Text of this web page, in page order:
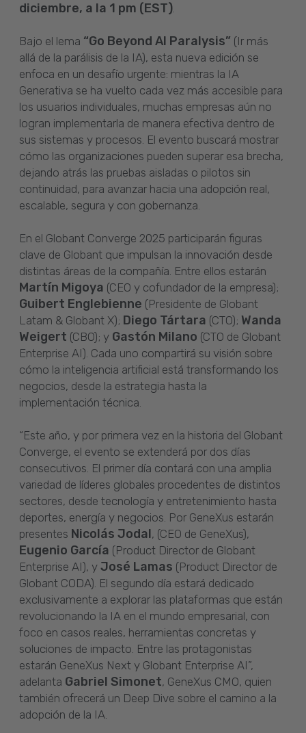
diciembre, a la 1 pm (EST)
Bajo el lema “Go Beyond AI Paralysis” (Ir más
allá de la parálisis de la IA), esta nueva edición se
enfoca en un desafío urgente: mientras la IA
Generativa se ha vuelto cada vez más accesible para
los usuarios individuales, muchas empresas aún no
logran implementarla de manera efectiva dentro de
sus sistemas y procesos. El evento buscará mostrar
cómo las organizaciones pueden superar esa brecha,
dejando atrás las pruebas aisladas o pilotos sin
continuidad, para avanzar hacia una adopción real,
escalable, segura y con gobernanza.
En el Globant Converge 2025 participarán figuras
clave de Globant que impulsan la innovación desde
distintas áreas de la compañía. Entre ellos estarán
Martín Migoya (CEO y cofundador de la empresa);
Guibert Englebienne (Presidente de Globant
Latam & Globant X); Diego Tártara (CTO); Wanda
Weigert (CBO); y Gastón Milano (CTO de Globant
Enterprise AI). Cada uno compartirá su visión sobre
cómo la inteligencia artificial está transformando los
negocios, desde la estrategia hasta la
implementación técnica.
“Este año, y por primera vez en la historia del Globant
Converge, el evento se extenderá por dos días
consecutivos. El primer día contará con una amplia
variedad de líderes globales procedentes de distintos
sectores, desde tecnología y entretenimiento hasta
deportes, energía y negocios. Por GeneXus estarán
presentes Nicolás Jodal, (CEO de GeneXus),
Eugenio García (Product Director de Globant
Enterprise AI), y José Lamas (Product Director de
Globant CODA). El segundo día estará dedicado
exclusivamente a explorar las plataformas que están
revolucionando la IA en el mundo empresarial, con
foco en casos reales, herramientas concretas y
soluciones de impacto. Entre las protagonistas
estarán GeneXus Next y Globant Enterprise AI”,
adelanta Gabriel Simonet, GeneXus CMO, quien
también ofrecerá un Deep Dive sobre el camino a la
adopción de la IA.